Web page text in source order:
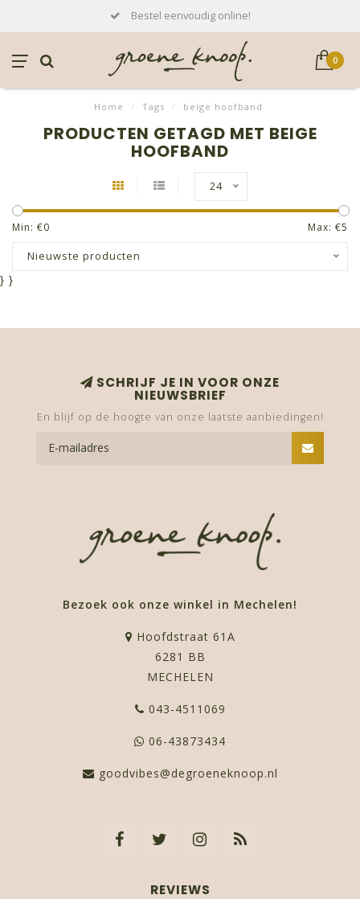
Bestel eenvoudig online!
0
Home / Tags / beige hoofband
PRODUCTEN GETAGD MET BEIGE
HOOFBAND
24
Min: €0 Max: €5
Nieuwste producten
} }
SCHRIJF JE IN VOOR ONZE
NIEUWSBRIEF
En blijf op de hoogte van onze laatste aanbiedingen!
Bezoek ook onze winkel in Mechelen!
Hoofdstraat 61A
6281 BB
MECHELEN
043-4511069
06-43873434
goodvibes@degroeneknoop.nl
REVIEWS